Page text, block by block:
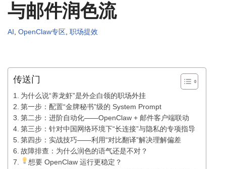
与邮件润色流
AI , OpenClaw专区 , 职场提效
传送门
为什么说“养龙虾”是外企白领的职场外挂
第一步：配置“金牌秘书”级的 System Prompt
第二步：进阶自动化——OpenClaw + 邮件客户端联动
第三步：针对中国网络环境下“长连接”与隐私的专项指导
第四步：实战技巧——利用“对比翻译”解决理解偏差
故障排查：为什么润色的语气还是不对？
想要 OpenClaw 运行更稳定？